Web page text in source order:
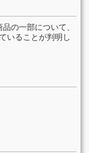
の一部について、
いることが判明し